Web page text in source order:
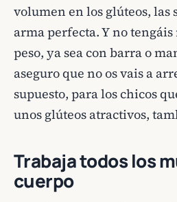
volumen en los glúteos, las
arma perfecta. Y no
peso, ya sea con barra o
aseguro que no os vais a
supuesto, para los chicos
unos glúteos atractivos,
Trabaja todos los
cuerpo